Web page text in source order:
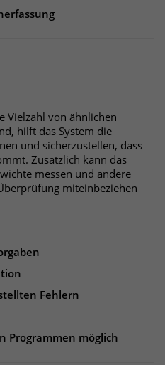
Vielzahl von ähnlichen
hilft das System die
und sicherzustellen, dass
Zusätzlich kann das
messen und andere
miteinbeziehen
Fehlern
Programmen möglich